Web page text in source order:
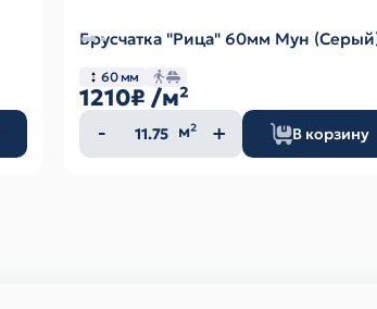
Брусчатка "Рица" 60мм Мун
60 мм
1210₽ /м²
Количество
товара
м² В корзину